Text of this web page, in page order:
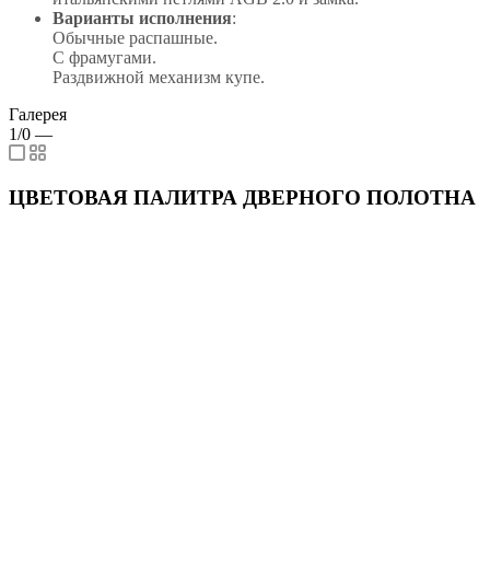
Варианты исполнения:
Обычные распашные.
С фрамугами.
Раздвижной механизм купе.
Галерея
1/0 —
ЦВЕТОВАЯ ПАЛИТРА ДВЕРНОГО ПОЛОТНА